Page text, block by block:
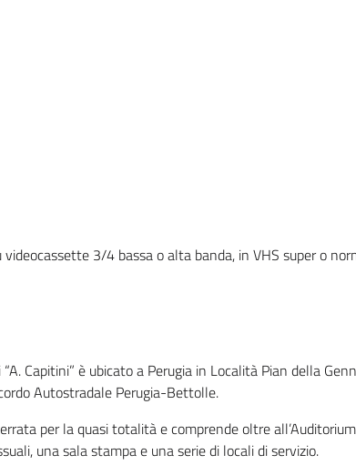
3/4 bassa o alta banda, in VHS super o
Capitini” è ubicato a Perugia in Località Pian della
Autostradale Perugia-Bettolle.
per la quasi totalità e comprende oltre
una sala stampa e una serie di locali di servizio.